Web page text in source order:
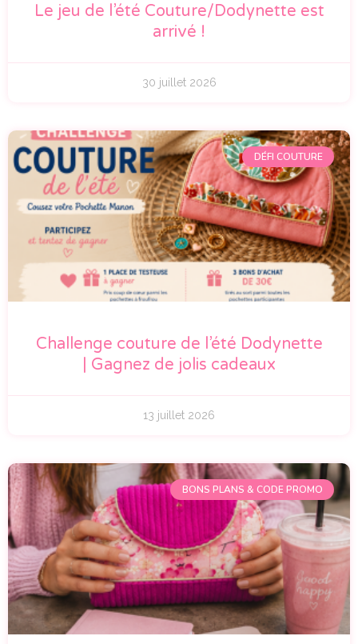
Le jeu de l’été Couture/Dodynette est
arrivé !
30 juillet 2026
DÉFI COUTURE
Challenge couture de l’été Dodynette
| Gagnez de jolis cadeaux
13 juillet 2026
BONS PLANS & CODE PROMO